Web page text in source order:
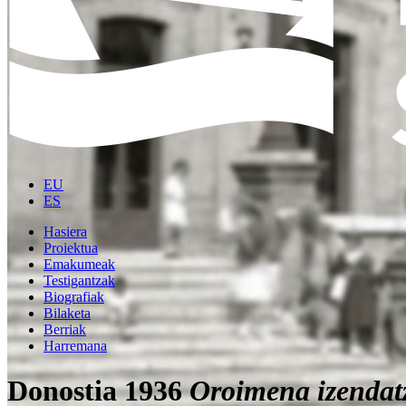
EU
ES
Hasiera
Proiektua
Emakumeak
Testigantzak
Biografiak
Bilaketa
Berriak
Harremana
Donostia 1936Oroimena